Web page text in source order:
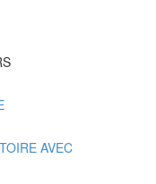
AVEC